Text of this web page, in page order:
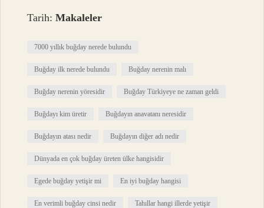
Tarih:Makaleler
7000 yıllık buğday nerede bulundu
Buğday ilk nerede bulundu Buğday nerenin malı
Buğday nerenin yöresidir Buğday Türkiyeye ne zaman geldi
Buğdayı kim üretir Buğdayın anavatanı neresidir
Buğdayın atası nedir Buğdayın diğer adı nedir
Dünyada en çok buğday üreten ülke hangisidir
Egede buğday yetişir mi En iyi buğday hangisi
En verimli buğday cinsi nedir Tahıllar hangi illerde yetişir